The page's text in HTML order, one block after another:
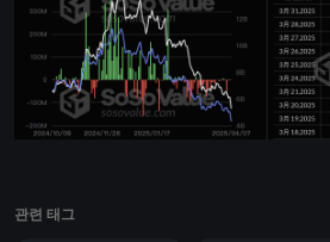
관련 태그